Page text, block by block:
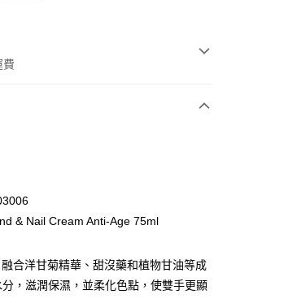
費
& Nail Cream Anti-Age 75ml
合洋甘菊精華、甜沒藥和植物甘油等成
，滋潤保濕，並柔化色點，使雙手更顯